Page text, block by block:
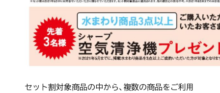
セット割対象商品の中から、複数の商品をご利用